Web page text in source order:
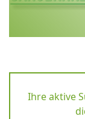
Ihre aktive